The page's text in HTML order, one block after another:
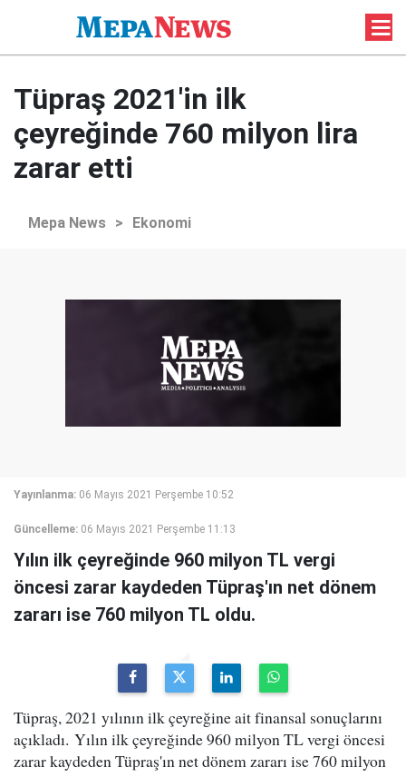
Tüpraş 2021'in ilk
çeyreğinde 760 milyon lira
zarar etti
Mepa News > Ekonomi
Yayınlanma: 06 Mayıs 2021 Perşembe 10:52
Güncelleme: 06 Mayıs 2021 Perşembe 11:13
Yılın ilk çeyreğinde 960 milyon TL vergi
öncesi zarar kaydeden Tüpraş'ın net dönem
zararı ise 760 milyon TL oldu.
Tüpraş, 2021 yılının ilk çeyreğine ait finansal sonuçlarını
açıkladı. Yılın ilk çeyreğinde 960 milyon TL vergi öncesi
zarar kaydeden Tüpraş'ın net dönem zararı ise 760 milyon